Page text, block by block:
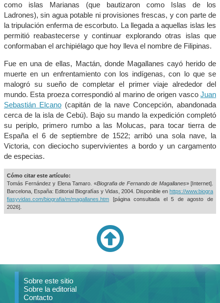
como islas Marianas (que bautizaron como Islas de los
Ladrones), sin agua potable ni provisiones frescas, y con parte de
la tripulación enferma de escorbuto. La llegada a aquellas islas les
permitió reabastecerse y continuar explorando otras islas que
conformaban el archipiélago que hoy lleva el nombre de Filipinas.
Fue en una de ellas, Mactán, donde Magallanes cayó herido de
muerte en un enfrentamiento con los indígenas, con lo que se
malogró su sueño de completar el primer viaje alrededor del
mundo. Esta proeza correspondió al marino de origen vasco Juan
Sebastián Elcano (capitán de la nave Concepción, abandonada
cerca de la isla de Cebú). Bajo su mando la expedición completó
su periplo, primero rumbo a las Molucas, para tocar tierra de
España el 6 de septiembre de 1522; arribó una sola nave, la
Victoria, con dieciocho supervivientes a bordo y un cargamento
de especias.
Cómo citar este artículo:
Tomás Fernández y Elena Tamaro. «Biografia de Fernando de Magallanes» [Internet].
Barcelona, España: Editorial Biografías y Vidas, 2004. Disponible en https://www.biogra
fiasyvidas.com/biografia/m/magallanes.htm
[página consultada el5 de agosto de
2026].
Sobre este sitio
Sobre la editorial
Contacto